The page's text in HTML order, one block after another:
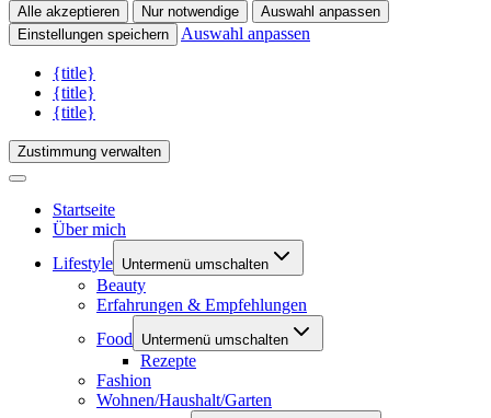
Alle akzeptieren Nur notwendige
Auswahl anpassen
Einstellungen speichern
Auswahl anpassen
{title}
{title}
{title}
Zustimmung verwalten
Startseite
Über mich
Lifestyle Untermenü umschalten
Beauty
Erfahrungen & Empfehlungen
Food
Untermenü umschalten
Rezepte
Fashion
Wohnen/Haushalt/Garten